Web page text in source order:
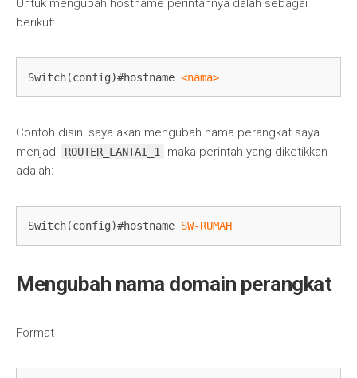
Untuk mengubah hostname perintahnya dalah sebagai
berikut:
Switch(config)#hostname <nama>
Contoh disini saya akan mengubah nama perangkat saya
menjadi
ROUTER_LANTAI_1
maka perintah yang diketikkan
adalah:
Switch(config)#hostname SW-RUMAH
Mengubah nama domain perangkat
Format